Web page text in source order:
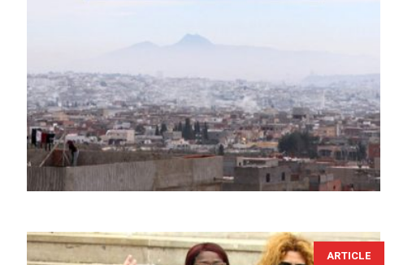
ARTICLE